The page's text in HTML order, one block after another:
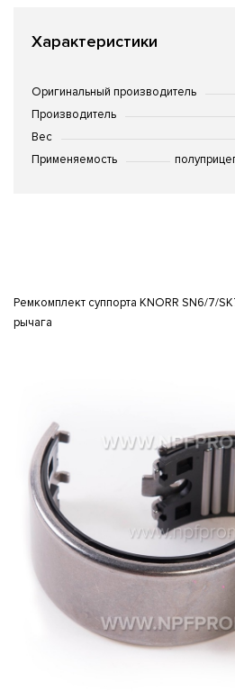
Ремкомплект суппорта KNORR SN6/7/
рычага
Характеристики
Оригинальный производитель
Производитель
Вес
Применяемость